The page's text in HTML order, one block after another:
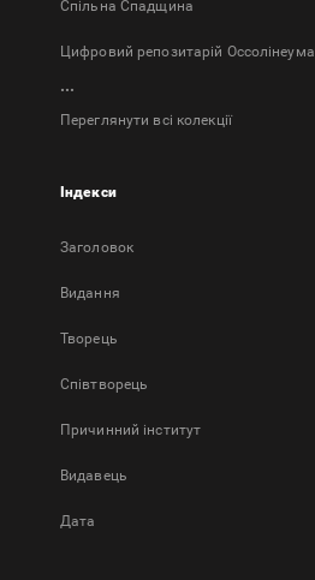
Спільна Спадщина
Цифровий репозитарій Оссолінеума
...
Переглянути всі колекції
Індекси
Заголовок
Bидання
Творець
Співтворець
Причинний інститут
Видавець
Дата